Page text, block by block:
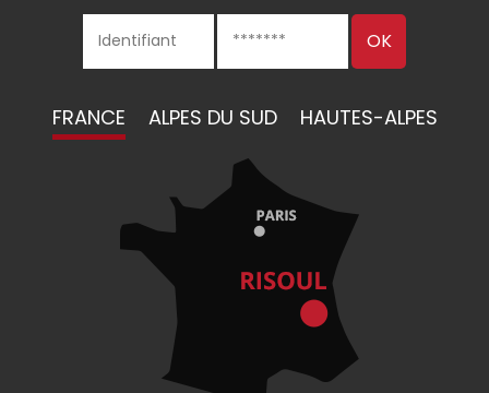
FRANCE ALPES DU SUD HAUTES-ALPES